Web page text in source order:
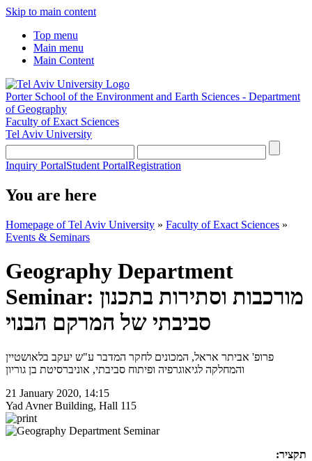
Skip to main content
Top menu
Main menu
Main Content
Porter School of the Environment and Earth Sciences - Department
of Geography
Faculty of Exact Sciences
Tel Aviv University
Inquiry PortalStudent PortalRegistration
You are here
Homepage of Tel Aviv University » Faculty of Exact Sciences »
Events & Seminars
Geography Department
Seminar: מורכבות וסתירות בתכנון
סביבתי של המרקם הבנוי
פרופ' אביתר אראל, המכונים לחקר המדבר ע"ש יעקב בלאושטיין
והמחלקה לגיאוגרפיה ופיתוח סביבתי, אוניברסיטת בן גוריון
21 January 2020, 14:15
Yad Avner Building, Hall 115
תקציר: